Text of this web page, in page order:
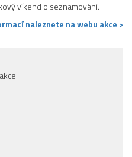
víkend o seznamování.
naleznete na webu akce >